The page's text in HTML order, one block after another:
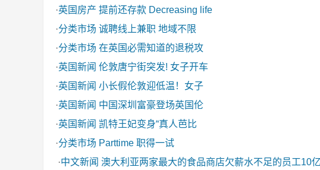
·英国房产 提前还存款 Decreasing life
·分类市场 诚聘线上兼职 地域不限
·分类市场 在英国必需知道的退税攻
·英国新闻 伦敦唐宁街突发! 女子开车
·英国新闻 小长假伦敦迎低温！女子
·英国新闻 中国深圳富豪登场英国伦
·英国新闻 凯特王妃变身“真人芭比
·分类市场 Parttime 职得一试
·中文新闻 澳大利亚两家最大的食品商店欠薪水不足的员工10